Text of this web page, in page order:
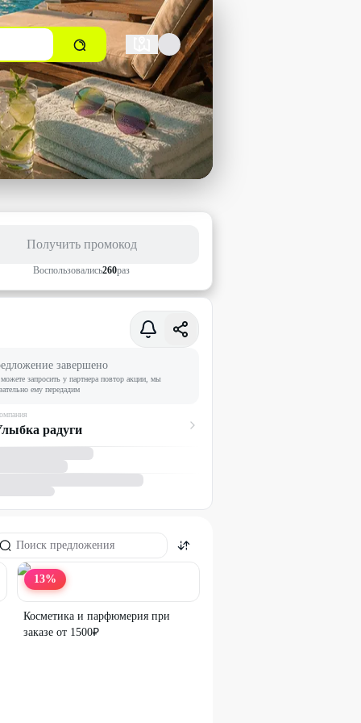
Получить промокод
Воспользовались260раз
завершено
запросить у партнера повтор акции, мы
ему передадим
радуги
13%
Косметика и парфюмерия при
заказе от 1500₽